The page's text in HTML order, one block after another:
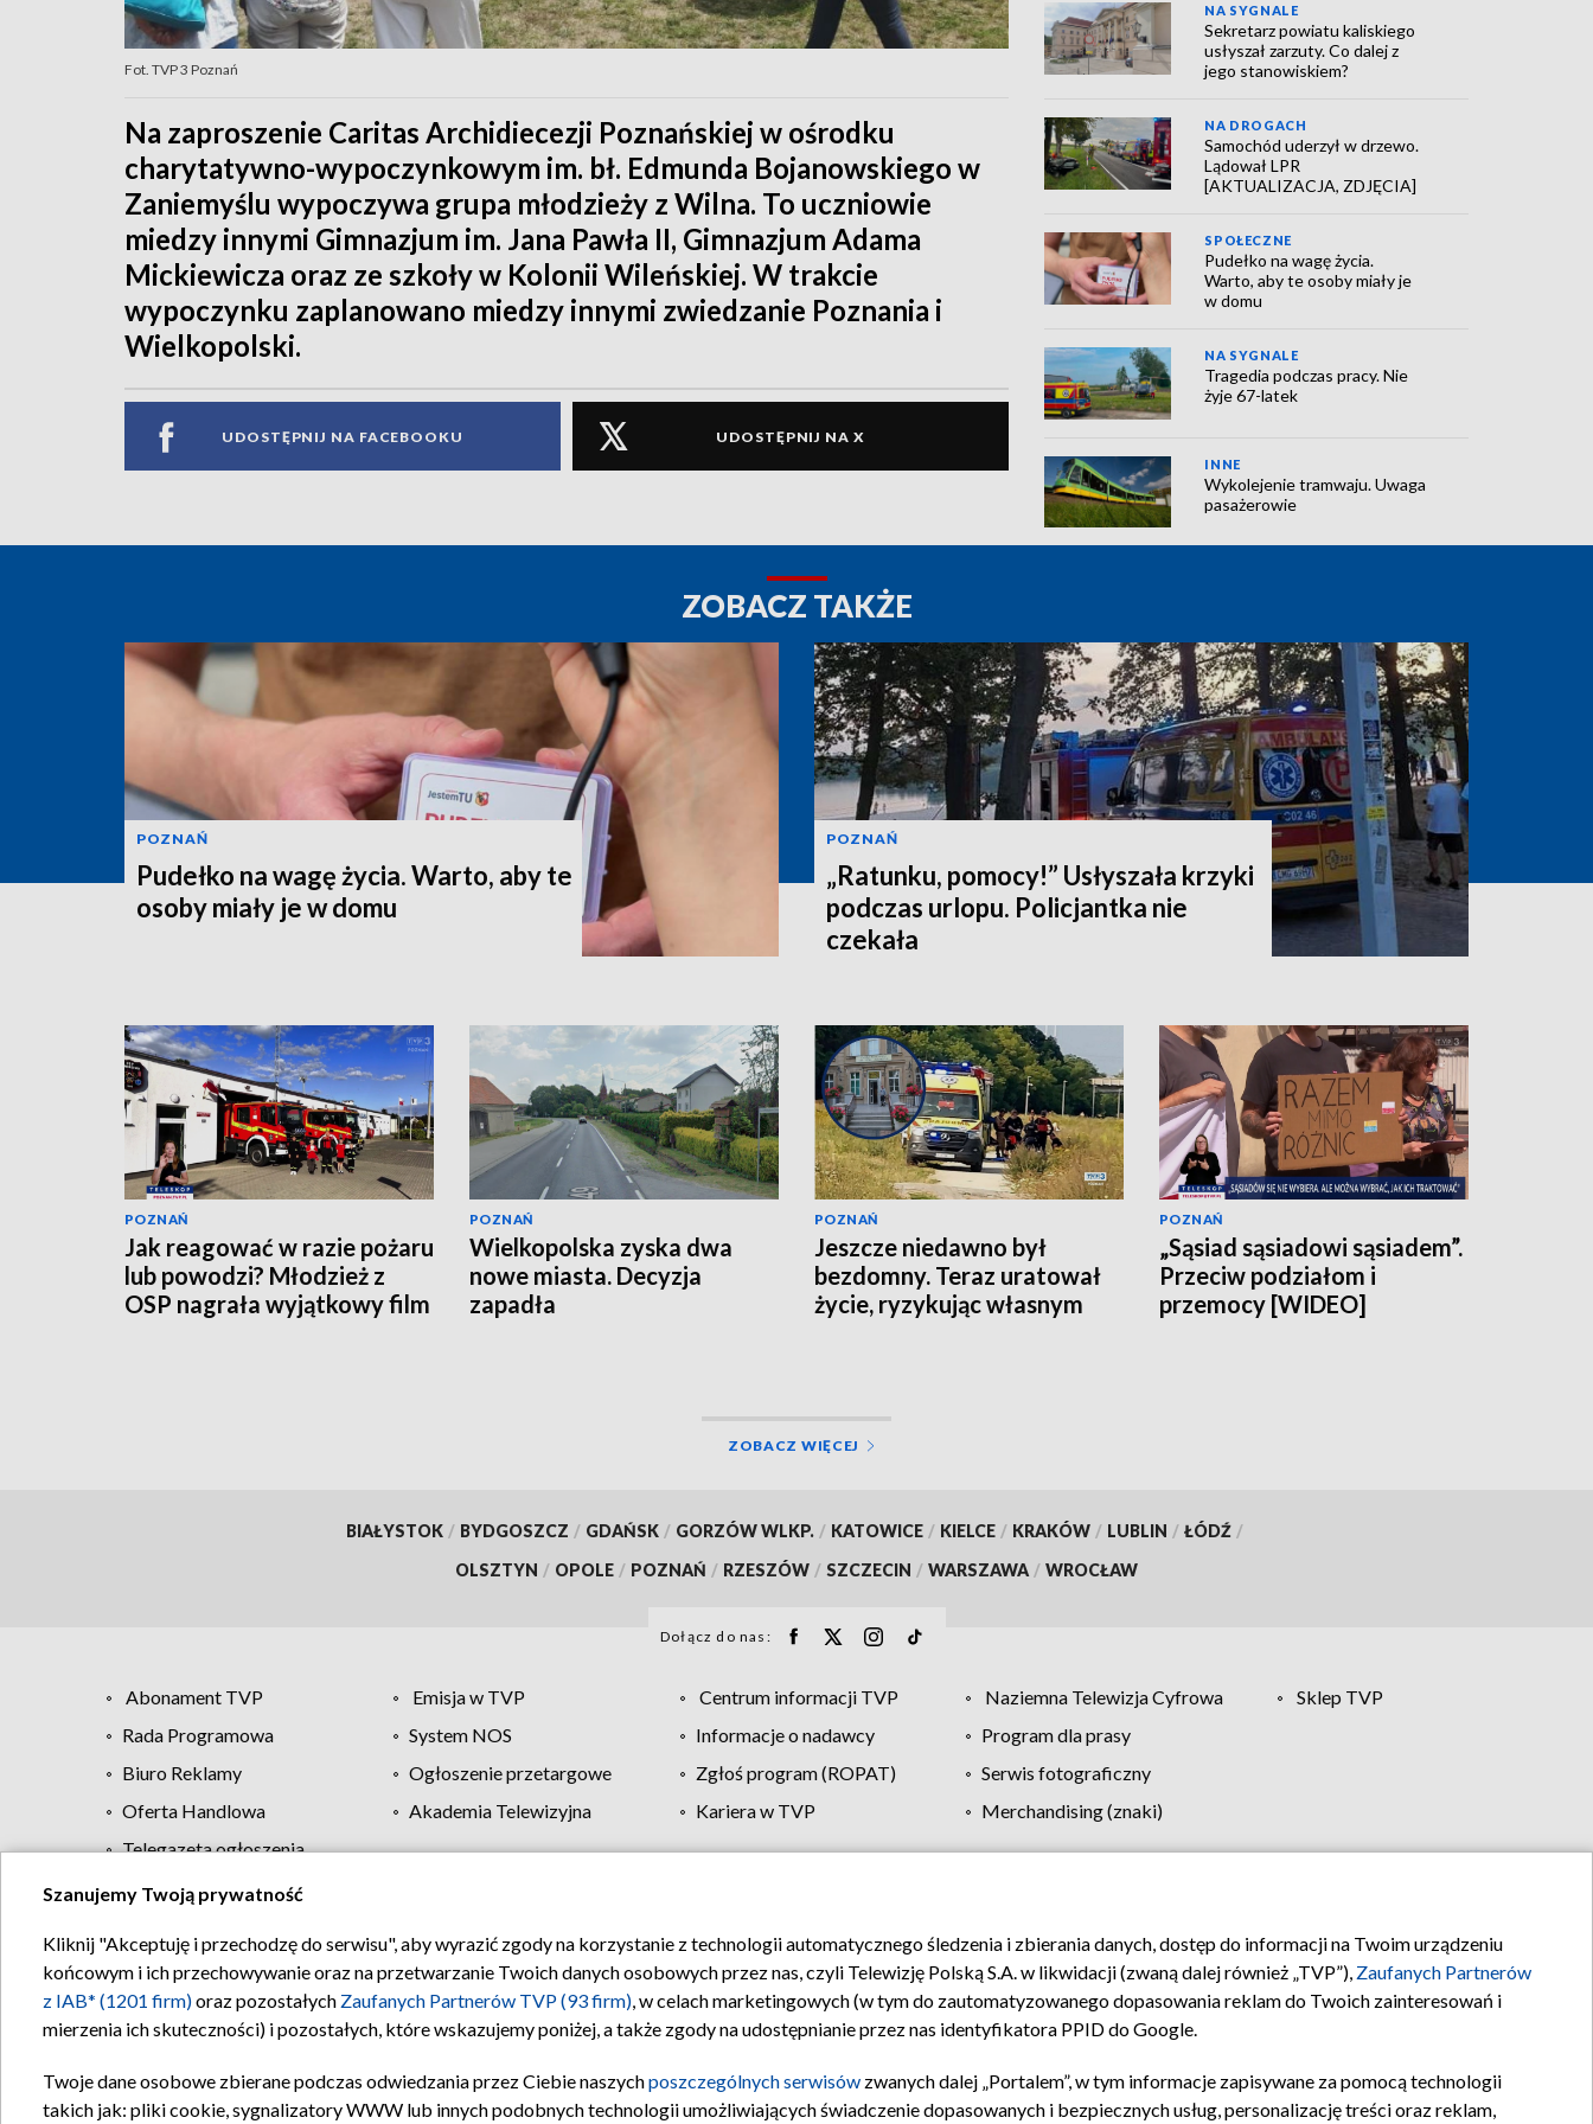
Fot. TVP 3 Poznań
Na zaproszenie Caritas Archidiecezji Poznańskiej w ośrodku
charytatywno-wypoczynkowym im. bł. Edmunda Bojanowskiego w
Zaniemyślu wypoczywa grupa młodzieży z Wilna. To uczniowie
miedzy innymi Gimnazjum im. Jana Pawła II, Gimnazjum Adama
Mickiewicza oraz ze szkoły w Kolonii Wileńskiej. W trakcie
wypoczynku zaplanowano miedzy innymi zwiedzanie Poznania i
Wielkopolski.
UDOSTĘPNIJ NA FACEBOOKU UDOSTĘPNIJ NA X
NA SYGNALE
Sekretarz powiatu kaliskiego
usłyszał zarzuty. Co dalej z
jego stanowiskiem?
NA DROGACH
Samochód uderzył w drzewo.
Lądował LPR
[AKTUALIZACJA, ZDJĘCIA]
SPOŁECZNE
Pudełko na wagę życia.
Warto, aby te osoby miały je
w domu
NA SYGNALE
Tragedia podczas pracy. Nie
żyje 67-latek
INNE
Wykolejenie tramwaju. Uwaga
pasażerowie
ZOBACZ TAKŻE
POZNAŃ
Pudełko na wagę życia. Warto, aby te
osoby miały je w domu
POZNAŃ
„Ratunku, pomocy!” Usłyszała krzyki
podczas urlopu. Policjantka nie
czekała
POZNAŃ
Jak reagować w razie pożaru
lub powodzi? Młodzież z
OSP nagrała wyjątkowy film
POZNAŃ
Wielkopolska zyska dwa
nowe miasta. Decyzja
zapadła
POZNAŃ
Jeszcze niedawno był
bezdomny. Teraz uratował
życie, ryzykując własnym
POZNAŃ
„Sąsiad sąsiadowi sąsiadem”.
Przeciw podziałom i
przemocy [WIDEO]
ZOBACZ WIĘCEJ
BIAŁYSTOK / BYDGOSZCZ / GDAŃSK / GORZÓW WLKP. / KATOWICE / KIELCE / KRAKÓW / LUBLIN / ŁÓDŹ /
OLSZTYN / OPOLE / POZNAŃ / RZESZÓW / SZCZECIN / WARSZAWA / WROCŁAW
Dołącz do nas:
Abonament TVP Emisja w TVP Centrum informacji TVP Naziemna Telewizja Cyfrowa
Sklep TVP
Rada Programowa
System NOS Informacje o nadawcy
Program dla prasy
Biuro Reklamy
Ogłoszenie przetargowe Zgłoś program (ROPAT)
Serwis fotograficzny
Oferta Handlowa
Akademia Telewizyjna Kariera w TVP
Merchandising (znaki)
Telegazeta ogłoszenia
Regulamin TVP Polityka prywatności Moje zgody Pomoc Biuro reklamy Kontakt
Szanujemy Twoją prywatność
Kliknij "Akceptuję i przechodzę do serwisu", aby wyrazić zgody na korzystanie z technologii automatycznego śledzenia i zbierania danych, dostęp do informacji na Twoim urządzeniu
końcowym i ich przechowywanie oraz na przetwarzanie Twoich danych osobowych przez nas, czyli Telewizję Polską S.A. w likwidacji (zwaną dalej również „TVP”), Zaufanych Partnerów
z IAB* (1201 firm)oraz pozostałych Zaufanych Partnerów TVP (93 firm), w celach marketingowych (w tym do zautomatyzowanego dopasowania reklam do Twoich zainteresowań i
mierzenia ich skuteczności) i pozostałych, które wskazujemy poniżej, a także zgody na udostępnianie przez nas identyfikatora PPID do Google.
Twoje dane osobowe zbierane podczas odwiedzania przez Ciebie naszychposzczególnych serwisów zwanych dalej „Portalem”, w tym informacje zapisywane za pomocą technologii
takich jak: pliki cookie, sygnalizatory WWW lub innych podobnych technologii umożliwiających świadczenie dopasowanych i bezpiecznych usług, personalizację treści oraz reklam,